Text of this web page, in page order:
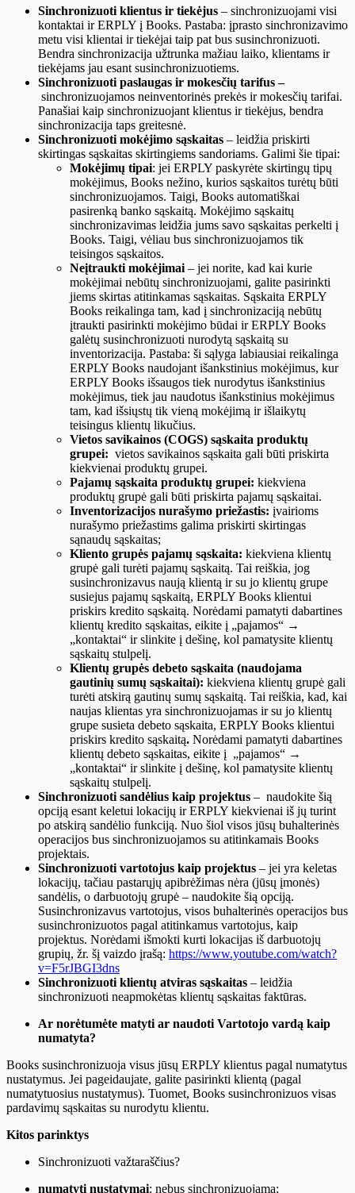
Sinchronizuoti klientus ir tiekėjus – sinchronizuojami visi
kontaktai ir ERPLY į Books. Pastaba: įprasto sinchronizavimo
metu visi klientai ir tiekėjai taip pat bus susinchronizuoti.
Bendra sinchronizacija užtrunka mažiau laiko, klientams ir
tiekėjams jau esant susinchronizuotiems.
Sinchronizuoti paslaugas ir mokesčių tarifus –
sinchronizuojamos neinventorinės prekės ir mokesčių tarifai.
Panašiai kaip sinchronizuojant klientus ir tiekėjus, bendra
sinchronizacija taps greitesnė.
Sinchronizuoti mokėjimo sąskaitas – leidžia priskirti
skirtingas sąskaitas skirtingiems sandoriams. Galimi šie tipai:
Mokėjimų tipai: jei ERPLY paskyrėte skirtingų tipų
mokėjimus, Books nežino, kurios sąskaitos turėtų būti
sinchronizuojamos. Taigi, Books automatiškai
pasirenką banko sąskaitą. Mokėjimo sąskaitų
sinchronizavimas leidžia jums savo sąskaitas perkelti į
Books. Taigi, vėliau bus sinchronizuojamos tik
teisingos sąskaitos.
Neįtraukti mokėjimai – jei norite, kad kai kurie
mokėjimai nebūtų sinchronizuojami, galite pasirinkti
jiems skirtas atitinkamas sąskaitas. Sąskaita ERPLY
Books reikalinga tam, kad į sinchronizaciją nebūtų
įtraukti pasirinkti mokėjimo būdai ir ERPLY Books
galėtų susinchronizuoti nurodytą sąskaitą su
inventorizacija. Pastaba: ši sąlyga labiausiai reikalinga
ERPLY Books naudojant išankstinius mokėjimus, kur
ERPLY Books išsaugos tiek nurodytus išankstinius
mokėjimus, tiek jau naudotus išankstinius mokėjimus
tam, kad išsiųstų tik vieną mokėjimą ir išlaikytų
teisingus klientų likučius.
Vietos savikainos (COGS) sąskaita produktų
grupei: vietos savikainos sąskaita gali būti priskirta
kiekvienai produktų grupei.
Pajamų sąskaita produktų grupei: kiekviena
produktų grupė gali būti priskirta pajamų sąskaitai.
Inventorizacijos nurašymo priežastis: įvairioms
nurašymo priežastims galima priskirti skirtingas
sąnaudų sąskaitas;
Kliento grupės pajamų sąskaita: kiekviena klientų
grupė gali turėti pajamų sąskaitą. Tai reiškia, jog
susinchronizavus naują klientą ir su jo klientų grupe
susiejus pajamų sąskaitą, ERPLY Books klientui
priskirs kredito sąskaitą. Norėdami pamatyti dabartines
klientų kredito sąskaitas, eikite į „pajamos“ →
„kontaktai“ ir slinkite į dešinę, kol pamatysite klientų
sąskaitų stulpelį.
Klientų grupės debeto sąskaita (naudojama
gautinių sumų sąskaitai): kiekviena klientų grupė gali
turėti atskirą gautinų sumų sąskaitą. Tai reiškia, kad, kai
naujas klientas yra sinchronizuojamas ir su jo klientų
grupe susieta debeto sąskaita, ERPLY Books klientui
priskirs kredito sąskaitą. Norėdami pamatyti dabartines
klientų debeto sąskaitas, eikite į „pajamos“ →
„kontaktai“ ir slinkite į dešinę, kol pamatysite klientų
sąskaitų stulpelį.
Sinchronizuoti sandėlius kaip projektus – naudokite šią
opciją esant keletui lokacijų ir ERPLY kiekvienai iš jų turint
po atskirą sandėlio funkciją. Nuo šiol visos jūsų buhalterinės
operacijos bus sinchronizuojamos su atitinkamais Books
projektais.
Sinchronizuoti vartotojus kaip projektus – jei yra keletas
lokacijų, tačiau pastarųjų apibrėžimas nėra (jūsų įmonės)
sandėlis, o darbuotojų grupė – naudokite šią opciją.
Susinchronizavus vartotojus, visos buhalterinės operacijos bus
susinchronizuotos pagal atitinkamus vartotojus, kaip
projektus. Norėdami išmokti kurti lokacijas iš darbuotojų
grupių, žr. šį vaizdo įrašą: https://www.youtube.com/watch?
v=F5rJBGI3dns
Sinchronizuoti klientų atviras sąskaitas – leidžia
sinchronizuoti neapmokėtas klientų sąskaitas faktūras.
Ar norėtumėte matyti ar naudoti Vartotojo vardą kaip
numatyta?
Books susinchronizuoja visus jūsų ERPLY klientus pagal numatytus
nustatymus. Jei pageidaujate, galite pasirinkti klientą (pagal
numatytuosius nustatymus). Tuomet, Books susinchronizuos visas
pardavimų sąskaitas su nurodytu klientu.
Kitos parinktys
Sinchronizuoti važtaraščius?
numatyti nustatymai: nebus sinchronizuojama;